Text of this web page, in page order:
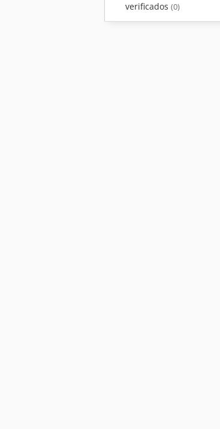
verificados (0)